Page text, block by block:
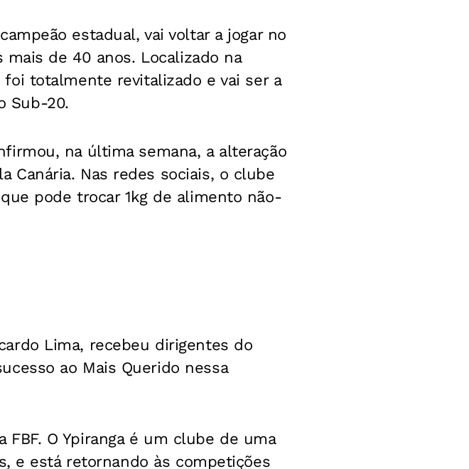
estadual, vai voltar a jogar no
mais de 40 anos. Localizado na
totalmente revitalizado e vai ser a
Sub-20.
na última semana, a alteração
Canária. Nas redes sociais, o clube
pode trocar 1kg de alimento não-
Lima, recebeu dirigentes do
ao Mais Querido nessa
FBF. O Ypiranga é um clube de uma
e está retornando às competições